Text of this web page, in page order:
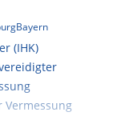
Bayern
(IHK)